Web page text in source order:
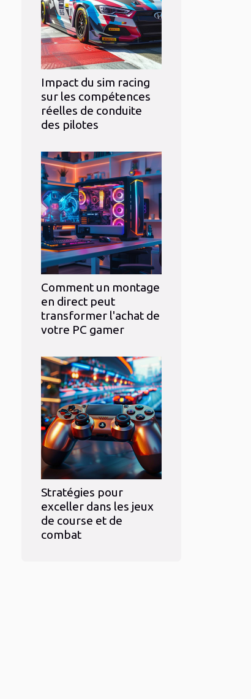
Impact du sim racing
sur les compétences
réelles de conduite
des pilotes
Comment un montage
en direct peut
transformer l'achat de
votre PC gamer
Stratégies pour
exceller dans les jeux
de course et de
combat